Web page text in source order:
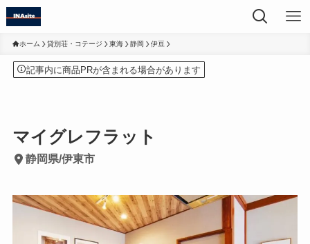
ホーム 貸別荘・コテージ 東海 静岡 伊豆
記事内に商品PRが含まれる場合があります
マイグレフラット
静岡県/伊東市